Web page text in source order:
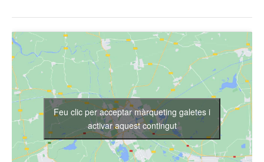
Feu clic per acceptar màrqueting galetes i
activar aquest contingut